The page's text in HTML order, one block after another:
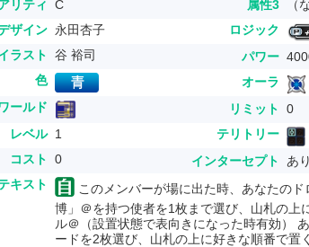
リティ
C
ザイン 永田杏子
ラスト
谷 裕司
色
ールド
レベル 1
コスト
0
属性3
（
ロジック
パワー
オーラ
リミット
0
テリトリー
インターセプト
あり
キスト
このメンバーが場に出た時、あなたの
博」＠を持つ使者を1枚まで選び、山札の上
ル＠（設置状態で表向きになった時有効）
ードを2枚選び、山札の上に好きな順番で置く